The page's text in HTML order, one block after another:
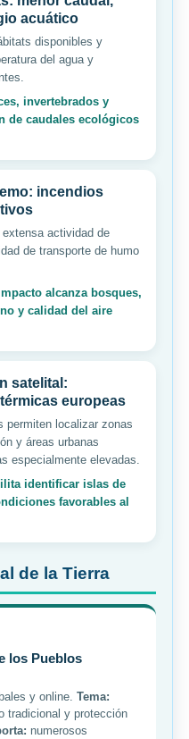
acuático
disponibles y
del agua y
invertebrados y
de caudales ecológicos
incendios
actividad de
de transporte de humo
alcanza bosques,
y calidad del aire
satelital:
europeas
permiten localizar zonas
y áreas urbanas
especialmente elevadas.
identificar islas de
favorables al
de la Tierra
los Pueblos
y online. Tema:
tradicional y protección
numerosos